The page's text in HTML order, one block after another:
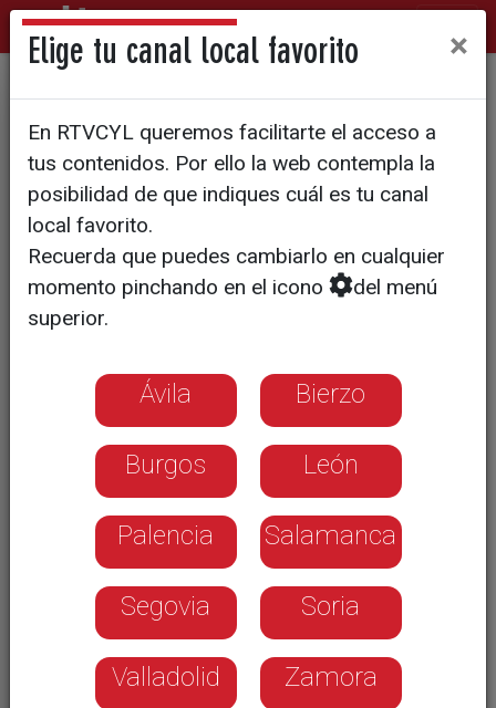
Los abogados del padre de
Olivia valoran demandar al
TSJCYL por difundir la
sentencia de maltrato de su
cliente
"Resulta evidente que con quien corría
peligro la niña era con su madre",
señalan en un comunicado
Elige tu canal local favorito ×
En RTVCYL queremos facilitarte el acceso a
tus contenidos. Por ello la web contempla la
posibilidad de que indiques cuál es tu canal
local favorito.
Recuerda que puedes cambiarlo en cualquier
momento pinchando en el icono
del menú
superior.
Ávila Bierzo
Burgos León
Palencia Salamanca
Segovia Soria
Valladolid Zamora